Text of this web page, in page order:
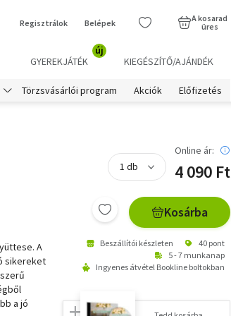
Regisztrálok Belépek
A kosarad
üres
GYEREKJÁTÉK
új
KIEGÉSZÍTŐ/AJÁNDÉK
Törzsvásárlói program Akciók Előfizetés
A
sikereket
a jó
Online ár:
4 090 Ft
Kosárba
Beszállítói készleten
40 pont
5 - 7 munkanap
Ingyenes átvétel Bookline boltokban